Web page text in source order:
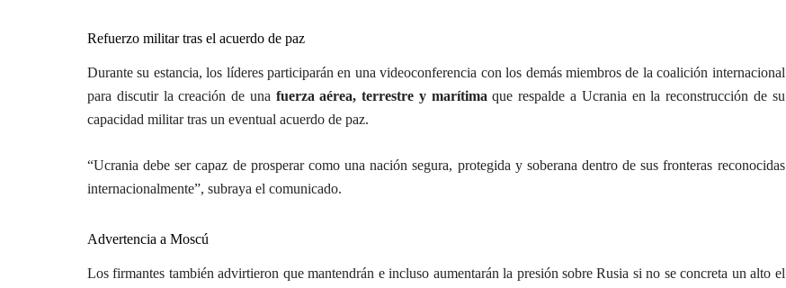
Refuerzo militar tras el acuerdo de paz
Durante su estancia, los líderes participarán en una videoconferencia con los demás miembros de la coalición internacional
para discutir la creación de una fuerza aérea, terrestre y marítima que respalde a Ucrania en la reconstrucción de su
capacidad militar tras un eventual acuerdo de paz.
“Ucrania debe ser capaz de prosperar como una nación segura, protegida y soberana dentro de sus fronteras reconocidas
internacionalmente”, subraya el comunicado.
Advertencia a Moscú
Los firmantes también advirtieron que mantendrán e incluso aumentarán la presión sobre Rusia si no se concreta un alto el